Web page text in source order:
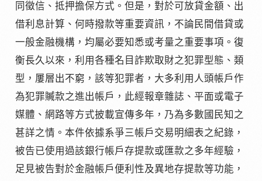
同徵信、抵押擔保方式。但是，對於可放貸金額、出
借利息計算、何時撥款等重要資訊，不論民間借貸或
一般金融機構，均屬必要知悉或考量之重要事項。復
衡長久以來，利用各種名目詐欺取財之犯罪型態、類
型，屢層出不窮，該等犯罪者，大多利用人頭帳戶作
為犯罪贓款之進出帳戶，此經報章雜誌、平面或電子
媒體、網路等方式披載宣傳多年，乃為多數國民知之
甚詳之情。本件依據系爭三帳戶交易明細表之紀錄，
被告已使用過該銀行帳戶存提款或匯款之多年經驗，
足見被告對於金融帳戶便利性及異地存提款等功能，